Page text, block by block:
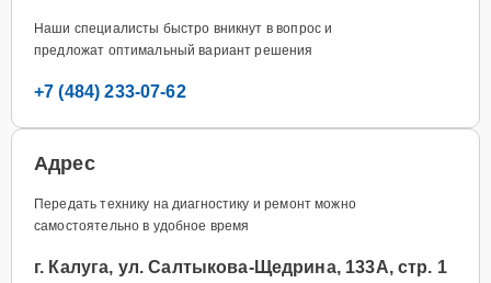
Наши специалисты быстро вникнут в вопрос и
предложат оптимальный вариант решения
+7 (484) 233-07-62
Адрес
Передать технику на диагностику и ремонт можно
самостоятельно в удобное время
г. Калуга, ул. Салтыкова-Щедрина, 133А, стр. 1